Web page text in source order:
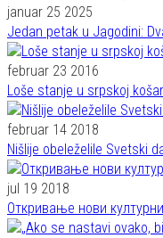
januar 25 2025
Jedan petak u Jagodini:
februar 23 2016
Loše stanje u srpskoj
februar 14 2018
Nišlije obeleželile Svetski
jul 19 2018
Откривање нови